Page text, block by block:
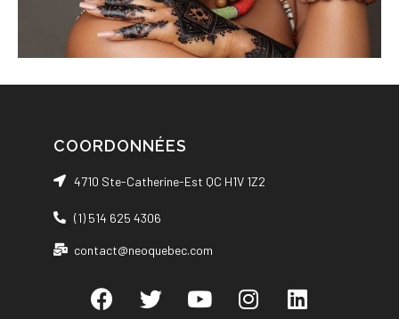
COORDONNÉES
4710 Ste-Catherine-Est QC H1V 1Z2
(1) 514 625 4306
contact@neoquebec.com